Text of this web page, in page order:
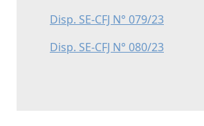
Disp. SE-CFJ N° 079/23
Disp. SE-CFJ N° 080/23